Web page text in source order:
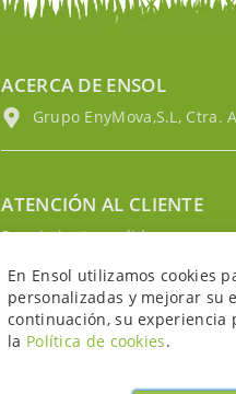
ACERCA DE ENSOL
Grupo EnyMova,S.L, Ctra.
ATENCIÓN AL CLIENTE
Seguimiento pedidos
Accede a tu cuenta
En Ensol utilizamos cookies
personalizadas y mejorar su
continuación, su experiencia
la Política de cookies.